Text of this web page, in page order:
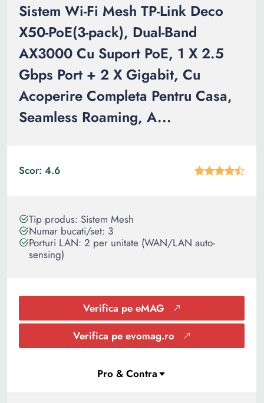
Sistem Wi-Fi Mesh TP-Link Deco
X50-PoE(3-pack), Dual-Band
AX3000 Cu Suport PoE, 1 X 2.5
Gbps Port + 2 X Gigabit, Cu
Acoperire Completa Pentru Casa,
Seamless Roaming, A...
Scor: 4.6
Tip produs: Sistem Mesh
Numar bucati/set: 3
Porturi LAN: 2 per unitate (WAN/LAN auto-
sensing)
Verifica pe eMAG
Verifica pe evomag.ro